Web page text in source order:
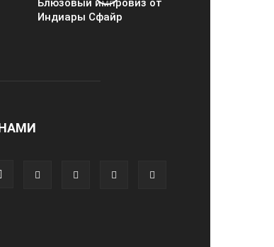
Блюзовый импровиз от
Индиары Сфайр